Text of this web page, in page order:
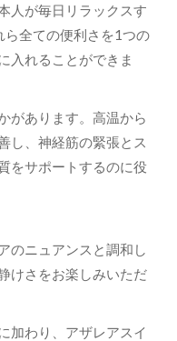
人が毎日リラックスす
ら全ての便利さを1つの
入れることができま
があります。高温から
し、神経筋の緊張とス
をサポートするのに役
のニュアンスと調和し
けさをお楽しみいただ
加わり、アザレアスイ